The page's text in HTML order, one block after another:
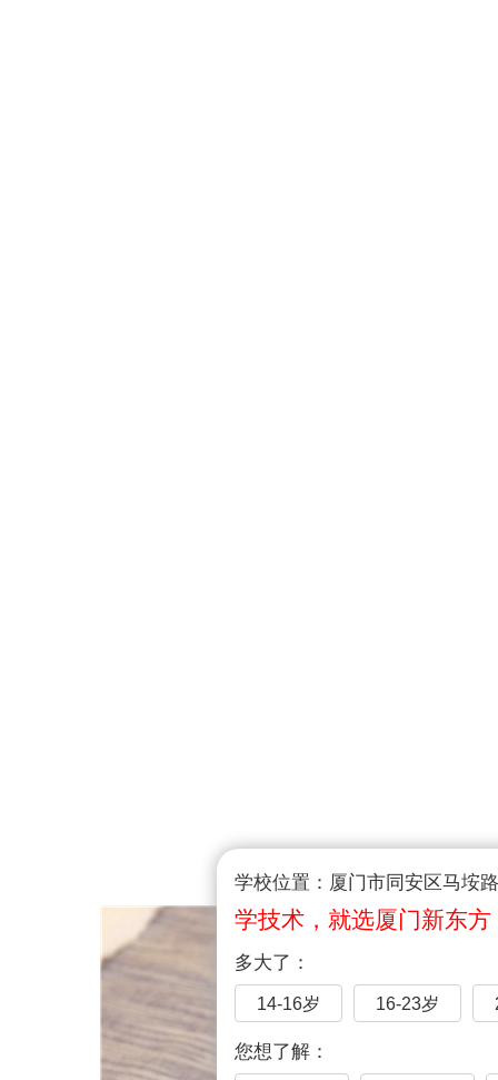
学校位置：厦门市同安区马垵
学技术，就选厦门新东方
多大了：
14-16岁 16-23岁
您想了解：